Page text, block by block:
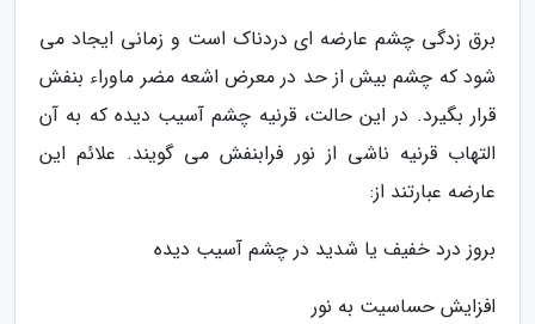
برق زدگی چشم عارضه ای دردناک است و زمانی ایجاد می
شود که چشم بیش از حد در معرض اشعه مضر ماوراء بنفش
قرار بگیرد. در این حالت، قرنیه چشم آسیب دیده که به آن
التهاب قرنیه ناشی از نور فرابنفش می گویند. علائم این
عارضه عبارتند از:
بروز درد خفیف یا شدید در چشم آسیب دیده
افزایش حساسیت به نور